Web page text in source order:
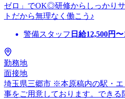
ゼロ」でOK◎研修からしっかり
トだから無理なく働こう♪
警備スタッフ 日給12,500円〜
勤務地
面接地
埼玉県三郷市 ※本原稿内の駅・
事をご用意しております。できる